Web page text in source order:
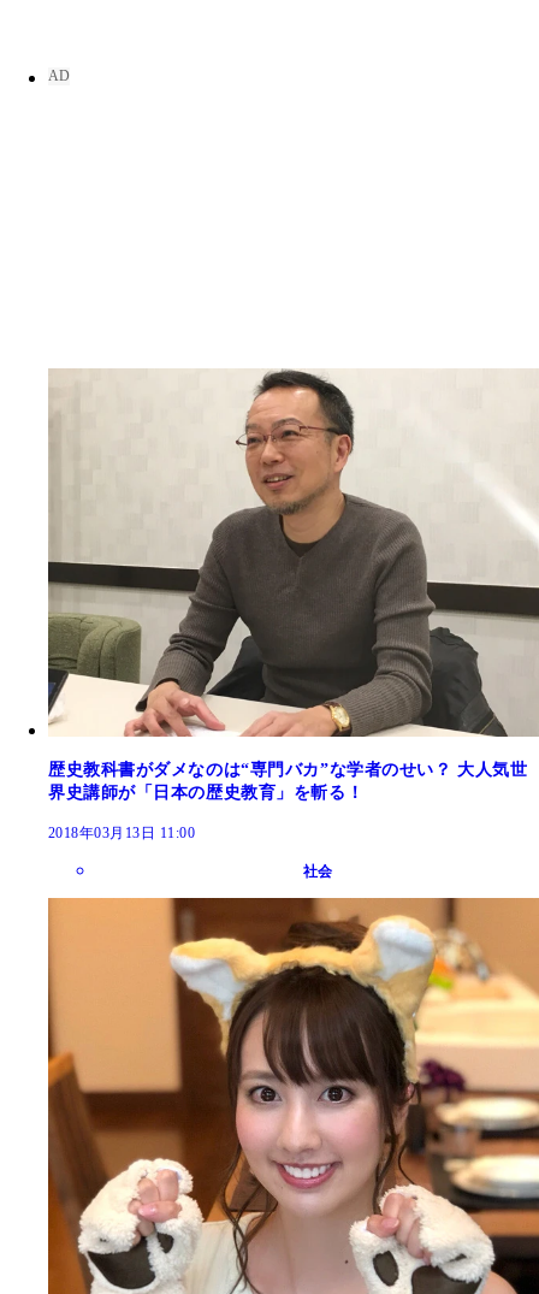
歴史教科書がダメなのは“専門バカ”な学者のせい？ 大人気世
界史講師が「日本の歴史教育」を斬る！
2018年03月13日 11:00
社会